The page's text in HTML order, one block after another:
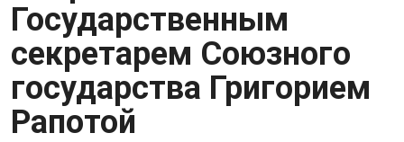
Государственным
секретарем Союзного
государства Григорием
Рапотой